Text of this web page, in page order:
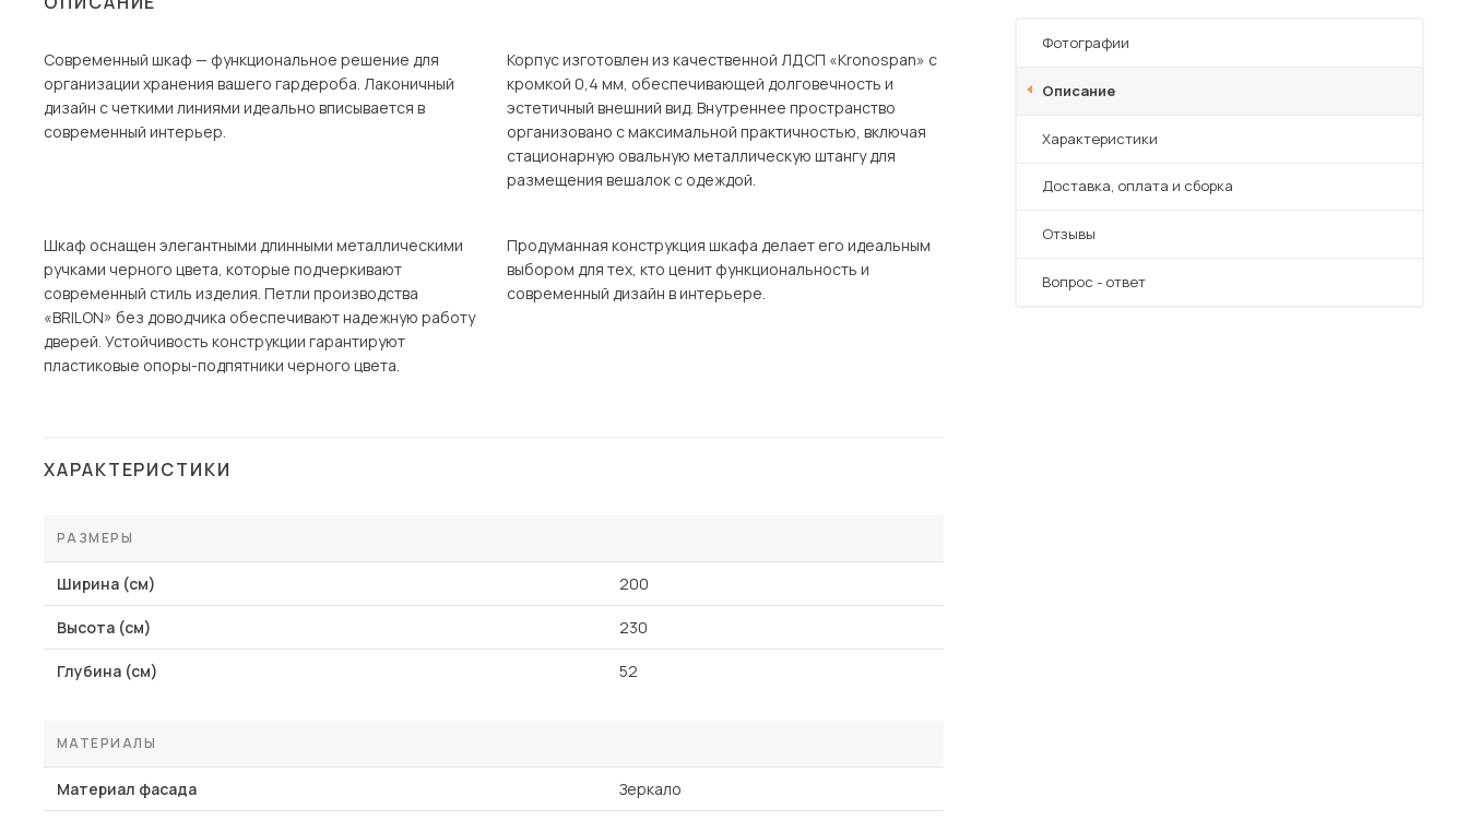
Посмотреть всю мебель для гостиных
Шкафы и стеллажи
Комоды и тумбы
Вешалки и обувницы
Посмотреть все диваны
Посмотреть все кровати
Все товары распродажи
Фотографии
Описание
Характеристики
Преимущества
Доставка, оплата и сборка
Отзывы
Вопрос - ответ
Современный шкаф — функциональное решение для
организации хранения вашего гардероба. Лаконичный
дизайн с четкими линиями идеально вписывается в
современный интерьер.
Корпус изготовлен из качественной ЛДСП «Kronospan» с
кромкой 0,4 мм, обеспечивающей долговечность и
эстетичный внешний вид. Внутреннее пространство
организовано с максимальной практичностью, включая
стационарную овальную металлическую штангу для
размещения вешалок с одеждой.
Шкаф оснащен элегантными длинными металлическими
ручками черного цвета, которые подчеркивают
современный стиль изделия. Петли производства
«BRILON» без доводчика обеспечивают надежную работу
дверей. Устойчивость конструкции гарантируют
пластиковые опоры-подпятники черного цвета.
Продуманная конструкция шкафа делает его идеальным
выбором для тех, кто ценит функциональность и
современный дизайн в интерьере.
ХАРАКТЕРИСТИКИ
РАЗМЕРЫ
Ширина (см) 200
Высота (см) 230
Глубина (см) 52
МАТЕРИАЛЫ
Материал фасада Зеркало